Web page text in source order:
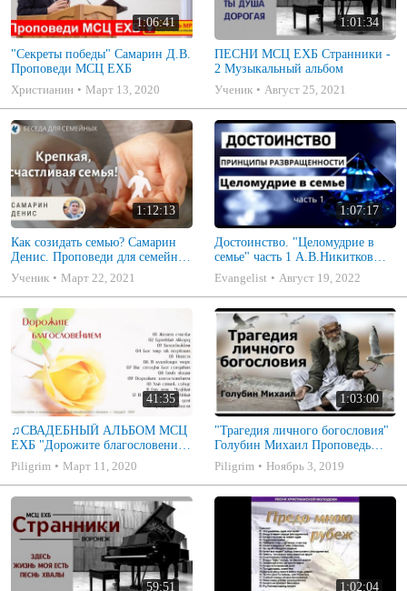
1:06:41
"Секреты победы" Самарин Д.В.
Проповеди МСЦ ЕХБ
Христианин
Март 13, 2020
1:01:34
ПЕСНИ МСЦ ЕХБ Странники -
2 Музыкальный альбом
Ученик
Август 25, 2021
1:12:13
Как созидать семью? Самарин
Денис. Проповеди для семейных
МСЦ ЕХБ
Ученик Март 22, 2021
1:07:17
Достоинство. "Целомудрие в
семье" часть 1 А.В.Никитков
Беседа для семейных МСЦ ЕХБ
Evangelist Август 19, 2022
41:35
♫СВАДЕБНЫЙ АЛЬБОМ МСЦ
ЕХБ "Дорожите благословением
- Христианские песни.
Музыкальный диск. Псалмы
Piligrim Март 11, 2020
1:03:00
"Трагедия личного богословия"
Голубин Михаил Проповедь
2019
Piligrim Ноябрь 3, 2019
59:51 1:02:04